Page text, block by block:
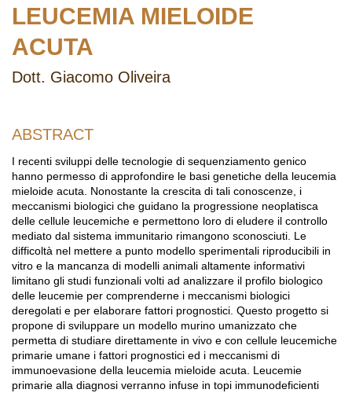
LEUCEMIA MIELOIDE
ACUTA
Dott. Giacomo Oliveira
ABSTRACT
I recenti sviluppi delle tecnologie di sequenziamento genico
hanno permesso di approfondire le basi genetiche della leucemia
mieloide acuta. Nonostante la crescita di tali conoscenze, i
meccanismi biologici che guidano la progressione neoplatisca
delle cellule leucemiche e permettono loro di eludere il controllo
mediato dal sistema immunitario rimangono sconosciuti. Le
difficoltà nel mettere a punto modello sperimentali riproducibili in
vitro e la mancanza di modelli animali altamente informativi
limitano gli studi funzionali volti ad analizzare il profilo biologico
delle leucemie per comprenderne i meccanismi biologici
deregolati e per elaborare fattori prognostici. Questo progetto si
propone di sviluppare un modello murino umanizzato che
permetta di studiare direttamente in vivo e con cellule leucemiche
primarie umane i fattori prognostici ed i meccanismi di
immunoevasione della leucemia mieloide acuta. Leucemie
primarie alla diagnosi verranno infuse in topi immunodeficienti